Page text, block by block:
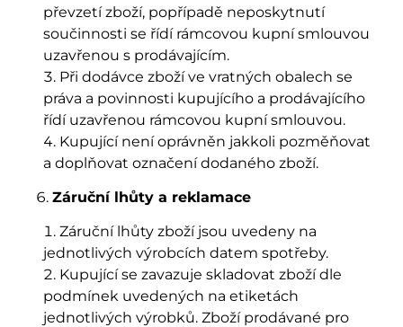
převzetí zboží, popřípadě neposkytnutí
součinnosti se řídí rámcovou kupní smlouvou
uzavřenou s prodávajícím.
Při dodávce zboží ve vratných obalech se
práva a povinnosti kupujícího a prodávajícího
řídí uzavřenou rámcovou kupní smlouvou.
Kupující není oprávněn jakkoli pozměňovat
a doplňovat označení dodaného zboží.
Záruční lhůty a reklamace
Záruční lhůty zboží jsou uvedeny na
jednotlivých výrobcích datem spotřeby.
Kupující se zavazuje skladovat zboží dle
podmínek uvedených na etiketách
jednotlivých výrobků. Zboží prodávané pro